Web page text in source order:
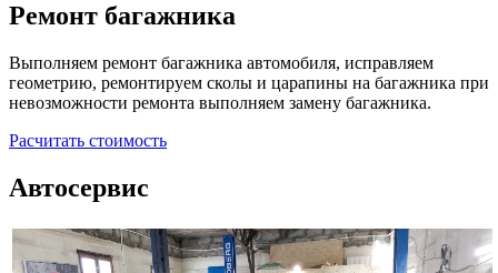
Ремонт багажника
Выполняем ремонт багажника автомобиля, исправляем
геометрию, ремонтируем сколы и царапины на багажника при
невозможности ремонта выполняем замену багажника.
Расчитать стоимость
Автосервис